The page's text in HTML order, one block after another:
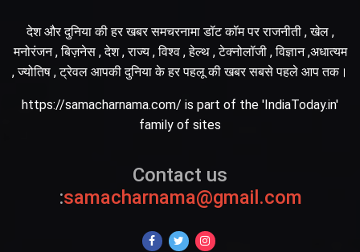
देश और दुनिया की हर खबर समचरनामा डॉट कॉम पर राजनीती , खेल ,
मनोरंजन , बिज़नेस , देश , राज्य , विश्व , हेल्थ , टेक्नोलॉजी , विज्ञान ,अधात्यम
, ज्योतिष , ट्रेवल आपकी दुनिया के हर पहलू की खबर सबसे पहले आप तक।
https://samacharnama.com/ is part of the 'IndiaToday.in'
family of sites
Contact us
:samacharnama@gmail.com